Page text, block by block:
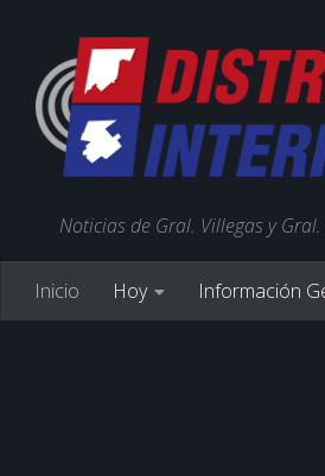
Noticias de Gral. Villegas y
Inicio Hoy Información